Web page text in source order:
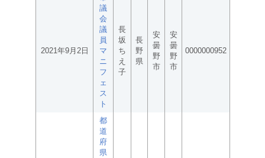
2021年9月2日
議
会
議
員
マ
ニ
フ
ェ
ス
ト
長
坂
ち
え
子
長
野
県
安
曇
野
市
安
曇
野
市
0000000952
都
道
府
県